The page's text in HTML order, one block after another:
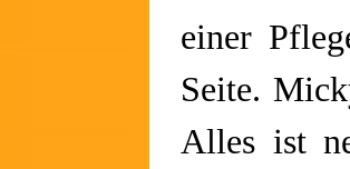
einer
Seite.
Alles ist